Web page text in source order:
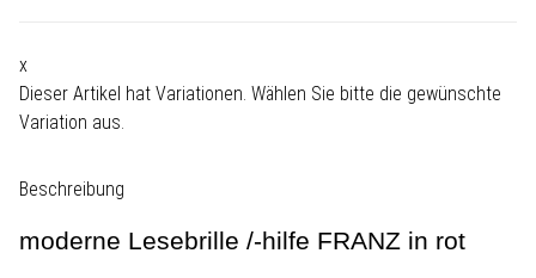
x
Dieser Artikel hat Variationen. Wählen Sie bitte die gewünschte
Variation aus.
Beschreibung
moderne Lesebrille /-hilfe FRANZ in rot